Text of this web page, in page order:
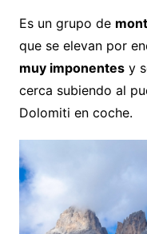
Es un grupo de
que se elevan por
muy imponentesy
cerca subiendo al
Dolomiti en coche.